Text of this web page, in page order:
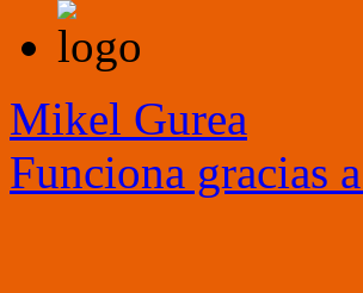
Mikel Gurea
Funciona gracias